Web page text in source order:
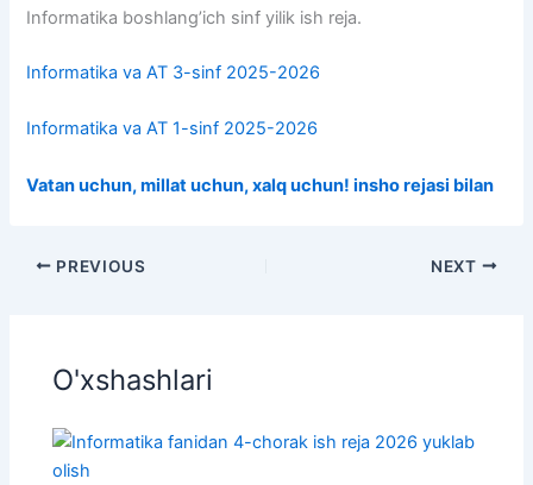
Informatika boshlang’ich sinf yilik ish reja.
Informatika va AT 3-sinf 2025-2026
Informatika va AT 1-sinf 2025-2026
Vatan uchun, millat uchun, xalq uchun! insho rejasi bilan
PREVIOUS NEXT
O'xshashlari